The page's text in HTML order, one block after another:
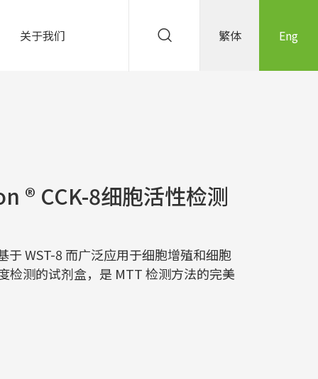
关于我们 繁体 Eng
® CCK-8细胞活性检测
于 WST-8 而广泛应用于细胞增殖和细胞
检测的试剂盒，是 MTT 检测方法的完美